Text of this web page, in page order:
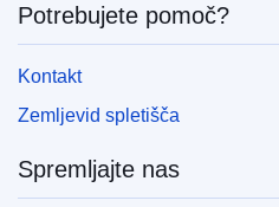
Potrebujete pomoč?
Kontakt
Zemljevid spletišča
Spremljajte nas